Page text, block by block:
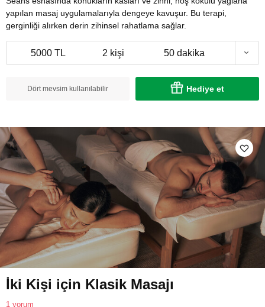
yapılan masaj uygulamalarıyla dengeye kavuşur. Bu terapi,
gerginliği alırken derin zihinsel rahatlama sağlar.
5000 TL 2 kişi 50 dakika
Dört mevsim kullanılabilir Hediye et
İki Kişi için Klasik Masajı
1 yorum